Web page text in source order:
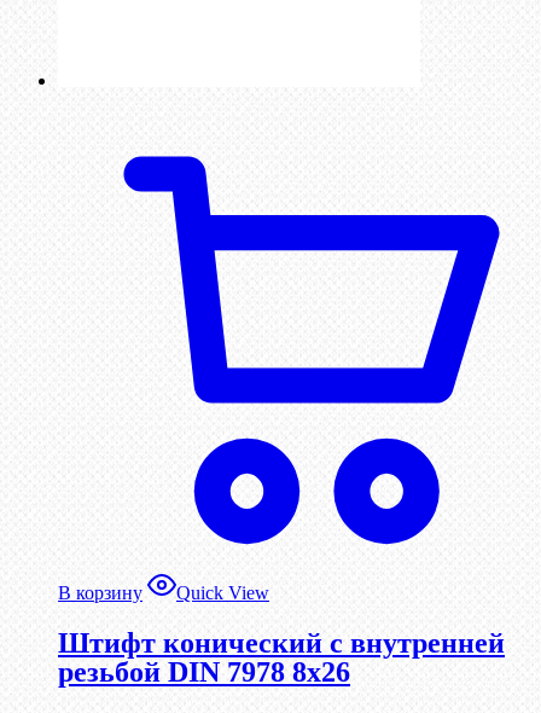
В корзину Quick View
Штифт конический с внутренней
резьбой DIN 7978 8х26